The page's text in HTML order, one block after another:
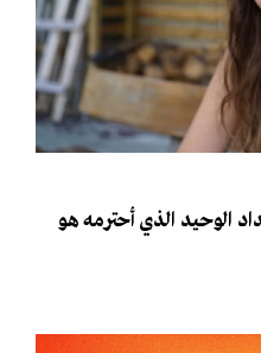
الوحيد الذي أحترمه هو